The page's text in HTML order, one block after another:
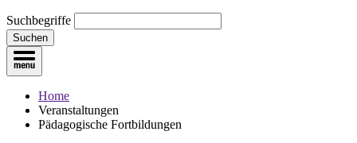
Suchbegriffe
Suchen
Home
Veranstaltungen
Pädagogische Fortbildungen